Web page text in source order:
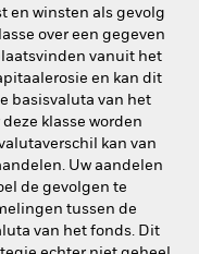
en winsten als gevolg
over een gegeven
vanuit het
en kan dit
basisvaluta van het
klasse worden
kan van
Uw aandelen
de gevolgen te
tussen de
van het fonds. Dit